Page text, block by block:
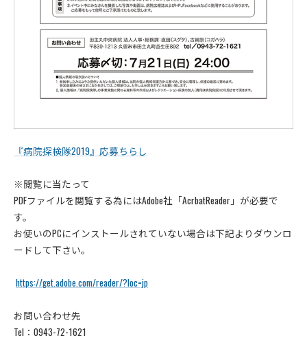
『病院探検隊2019』応募ちらし
※閲覧に当たって
PDFファイルを閲覧する為にはAdobe社「AcrbatReader」が必要で
す。
お使いのPCにインストールされていない場合は下記よりダウンロ
ードして下さい。
https://get.adobe.com/reader/?loc=jp
お問い合わせ先
Tel：0943-72-1621